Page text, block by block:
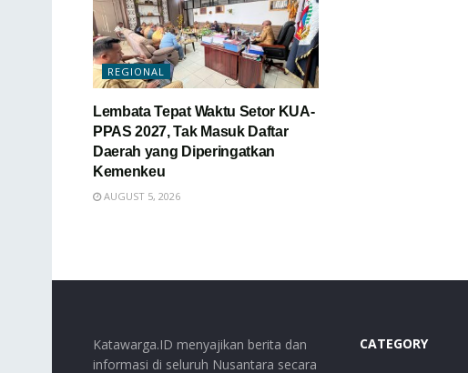
REGIONAL
Lembata Tepat Waktu Setor KUA-
PPAS 2027, Tak Masuk Daftar
Daerah yang Diperingatkan
Kemenkeu
AUGUST 5, 2026
Katawarga.ID menyajikan berita dan
informasi di seluruh Nusantara secara
CATEGORY